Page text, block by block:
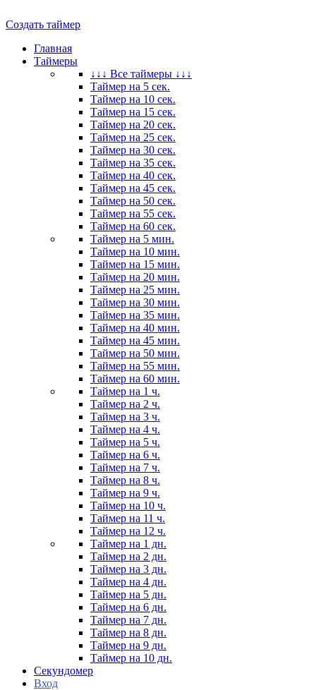
Создать таймер
Главная
Таймеры
↓↓↓ Все таймеры ↓↓↓
Таймер на 5 сек.
Таймер на 10 сек.
Таймер на 15 сек.
Таймер на 20 сек.
Таймер на 25 сек.
Таймер на 30 сек.
Таймер на 35 сек.
Таймер на 40 сек.
Таймер на 45 сек.
Таймер на 50 сек.
Таймер на 55 сек.
Таймер на 60 сек.
Таймер на 5 мин.
Таймер на 10 мин.
Таймер на 15 мин.
Таймер на 20 мин.
Таймер на 25 мин.
Таймер на 30 мин.
Таймер на 35 мин.
Таймер на 40 мин.
Таймер на 45 мин.
Таймер на 50 мин.
Таймер на 55 мин.
Таймер на 60 мин.
Таймер на 1 ч.
Таймер на 2 ч.
Таймер на 3 ч.
Таймер на 4 ч.
Таймер на 5 ч.
Таймер на 6 ч.
Таймер на 7 ч.
Таймер на 8 ч.
Таймер на 9 ч.
Таймер на 10 ч.
Таймер на 11 ч.
Таймер на 12 ч.
Таймер на 1 дн.
Таймер на 2 дн.
Таймер на 3 дн.
Таймер на 4 дн.
Таймер на 5 дн.
Таймер на 6 дн.
Таймер на 7 дн.
Таймер на 8 дн.
Таймер на 9 дн.
Таймер на 10 дн.
Секундомер
Вход